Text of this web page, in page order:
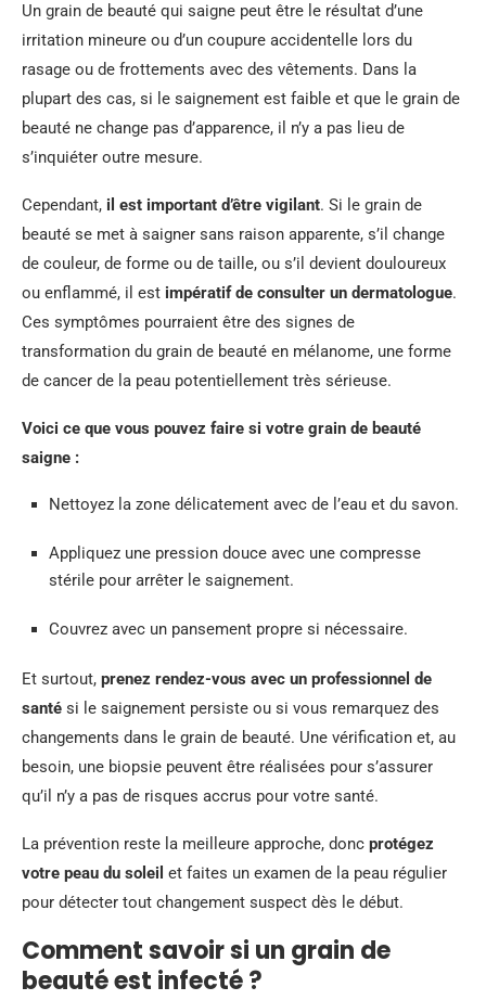
Un grain de beauté qui saigne peut être le résultat d’une
irritation mineure ou d’un coupure accidentelle lors du
rasage ou de frottements avec des vêtements. Dans la
plupart des cas, si le saignement est faible et que le grain de
beauté ne change pas d’apparence, il n’y a pas lieu de
s’inquiéter outre mesure.
Cependant, il est important d’être vigilant. Si le grain de
beauté se met à saigner sans raison apparente, s’il change
de couleur, de forme ou de taille, ou s’il devient douloureux
ou enflammé, il est impératif de consulter un dermatologue.
Ces symptômes pourraient être des signes de
transformation du grain de beauté en mélanome, une forme
de cancer de la peau potentiellement très sérieuse.
Voici ce que vous pouvez faire si votre grain de beauté
saigne :
Nettoyez la zone délicatement avec de l’eau et du savon.
Appliquez une pression douce avec une compresse
stérile pour arrêter le saignement.
Couvrez avec un pansement propre si nécessaire.
Et surtout, prenez rendez-vous avec un professionnel de
santé si le saignement persiste ou si vous remarquez des
changements dans le grain de beauté. Une vérification et, au
besoin, une biopsie peuvent être réalisées pour s’assurer
qu’il n’y a pas de risques accrus pour votre santé.
La prévention reste la meilleure approche, donc protégez
votre peau du soleil et faites un examen de la peau régulier
pour détecter tout changement suspect dès le début.
Comment savoir si un grain de
beauté est infecté ?